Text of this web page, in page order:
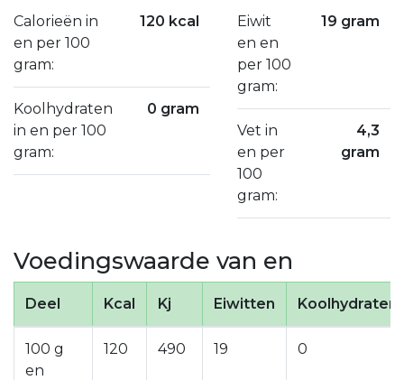
Calorieën in
en per 100
gram:
120 kcal
Koolhydraten
in en per 100
gram:
0 gram
Eiwit
en en
per 100
gram:
19 gram
Vet in
en per
100
gram:
4,3
gram
Voedingswaarde van en
Deel Kcal Kj Eiwitten Koolhydraten
100 g
en
120 490 19 0